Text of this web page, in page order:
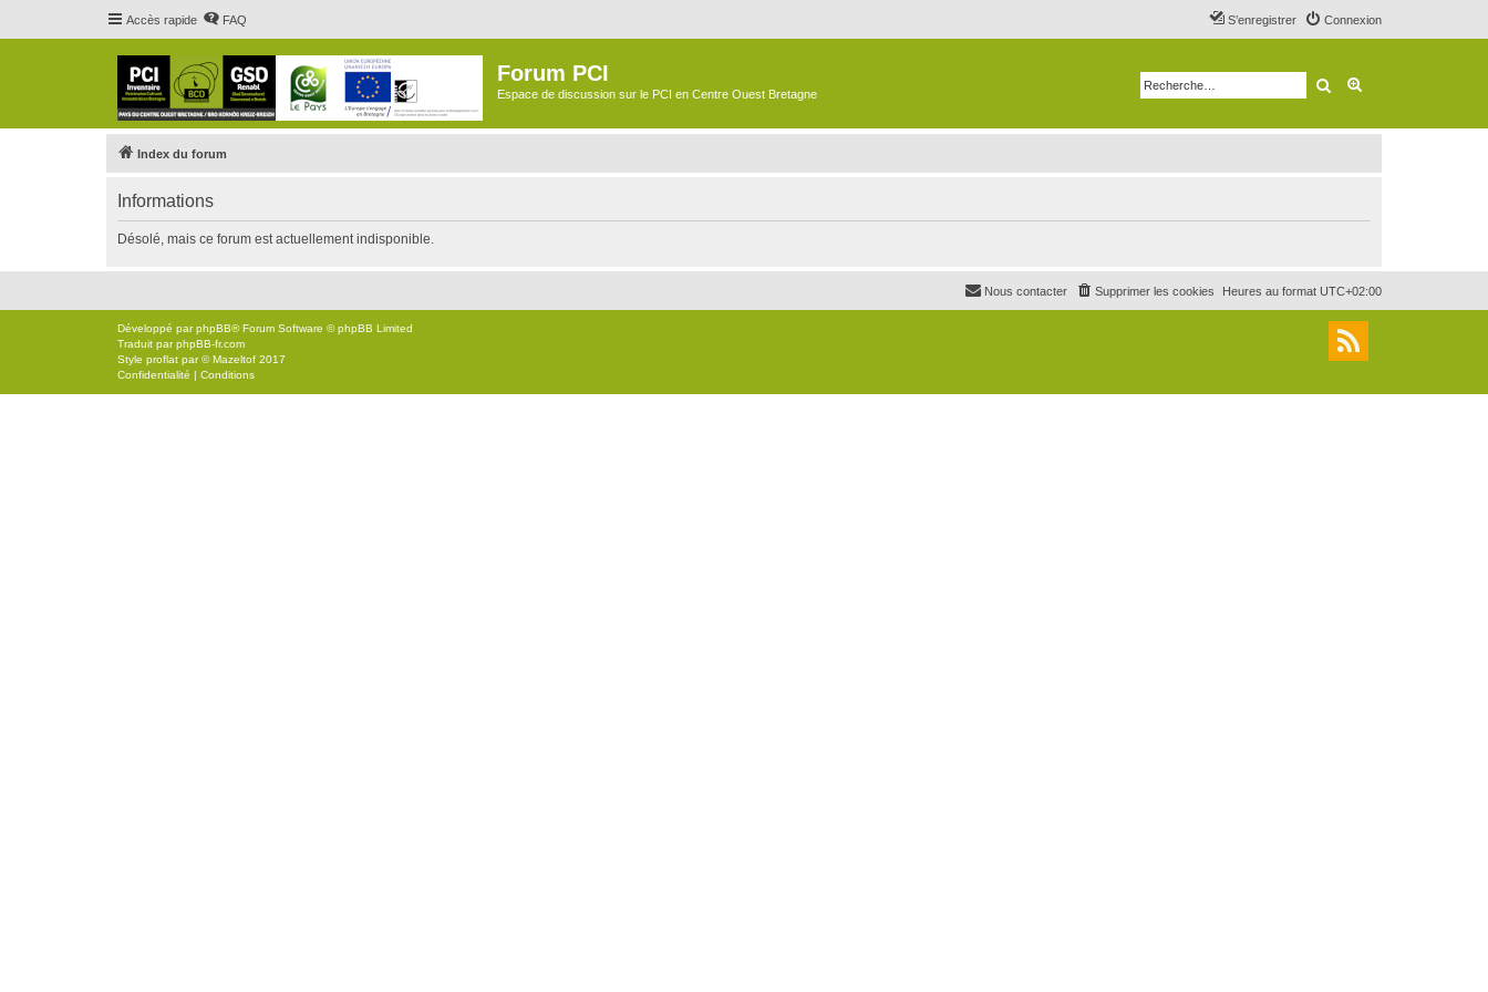
Accès rapide FAQ Connexion
S’enregistrer
Forum PCI
Espace de discussion sur le PCI en Centre Ouest Bretagne Rechercher
Index du forum
Informations
Désolé, mais ce forum est actuellement indisponible.
Heures au format UTC+02:00
Supprimer les cookies
Nous contacter
Développé parphpBB® Forum Software © phpBB Limited
Traduit parphpBB-fr.com
Style proflat par ©Mazeltof 2017
Confidentialité | Conditions